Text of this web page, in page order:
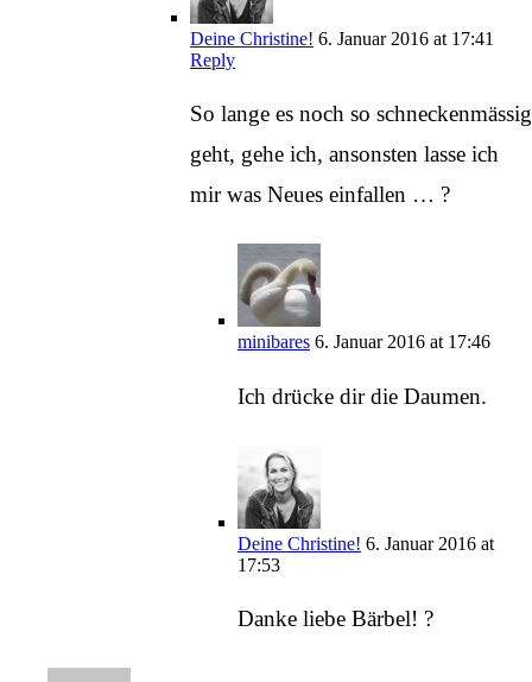
Deine Christine! 6. Januar 2016 at 17:41
Reply
So lange es noch so schneckenmässig
geht, gehe ich, ansonsten lasse ich
mir was Neues einfallen … ?
minibares 6. Januar 2016 at 17:46
Ich drücke dir die Daumen.
Deine Christine! 6. Januar 2016 at
17:53
Danke liebe Bärbel! ?